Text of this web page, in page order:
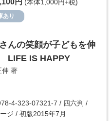
円 (本体1,000円+税)
あり
んの笑顔が子どもを伸
LIFE IS HAPPY
伸 著
4-323-07321-7 / 四六判 /
ジ / 初版2015年7月